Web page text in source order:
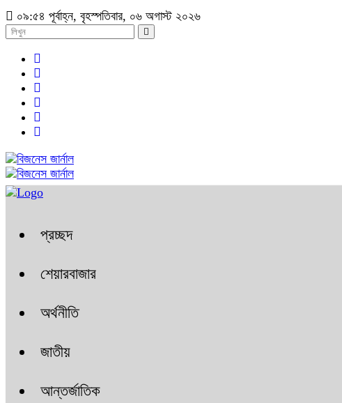
০৯:৫৪ পূর্বাহ্ন, বৃহস্পতিবার, ০৬ অগাস্ট ২০২৬
প্রচ্ছদ
শেয়ারবাজার
অর্থনীতি
জাতীয়
আন্তর্জাতিক